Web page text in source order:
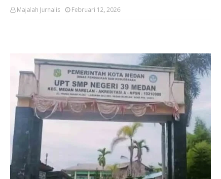
Majalah Jurnalis Februari 12, 2026